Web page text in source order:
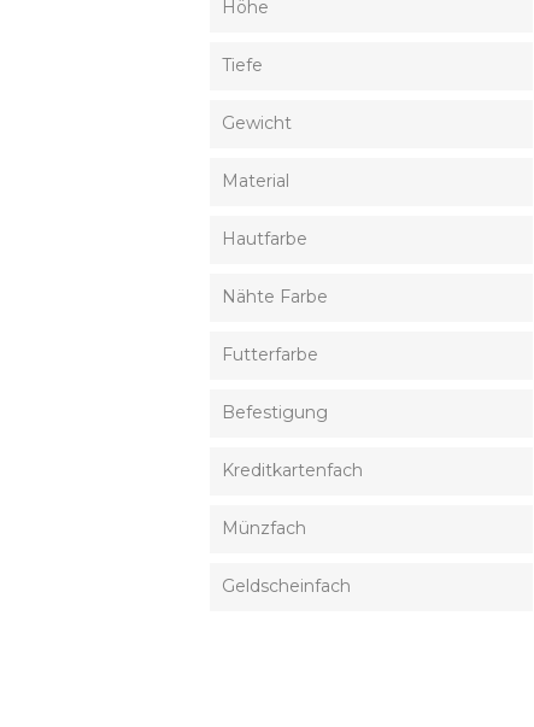
Höhe
Tiefe
Gewicht
Material
Hautfarbe
Nähte Farbe
Futterfarbe
Befestigung
Kreditkartenfach
Münzfach
Geldscheinfach